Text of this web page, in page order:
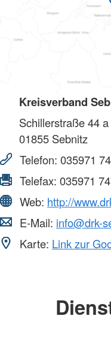
Kreisverband
Schillerstraße 44 a
01855 Sebnitz
Telefon: 035971
Telefax: 035971
Web: http://
E-Mail: info@drk-
Karte: Link zur